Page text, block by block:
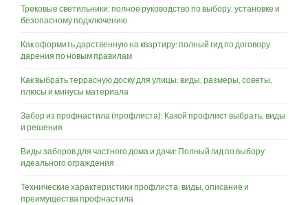
Трековые светильники: полное руководство по выбору, установке и
безопасному подключению
Как оформить дарственную на квартиру: полный гид по договору
дарения по новым правилам
Как выбрать террасную доску для улицы: виды, размеры, советы,
плюсы и минусы материала
Забор из профнастила (профлиста): Какой профлист выбрать, виды
и решения
Виды заборов для частного дома и дачи: Полный гид по выбору
идеального ограждения
Технические характеристики профлиста: виды, описание и
преимущества профнастила